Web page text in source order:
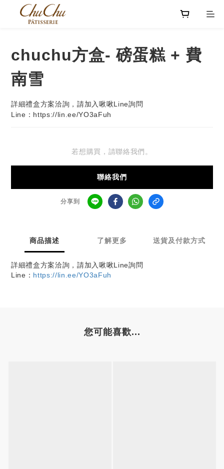
chuchu方盒- 磅蛋糕 + 費
南雪
詳細禮盒方案洽詢，請加入啾啾Line詢問
Line：https://lin.ee/YO3aFuh
若想購買，請聯絡我們。
聯絡我們
分享到
商品描述 了解更多 送貨及付款方式
詳細禮盒方案洽詢，請加入啾啾Line詢問
Line： https://lin.ee/YO3aFuh
您可能喜歡...